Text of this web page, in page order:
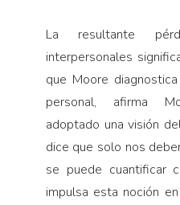
La resultante
interpersonales
que Moore
personal, afirma
adoptado una visión
dice que solo nos
se puede cuantificar
impulsa esta noción